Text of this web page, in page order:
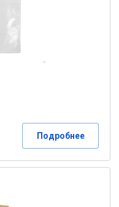
Подробнее